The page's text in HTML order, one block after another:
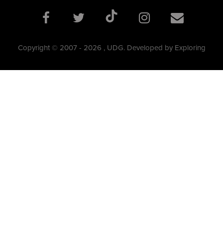
Copyright © 2007 - 2026 , UDG. Developed by Exploring